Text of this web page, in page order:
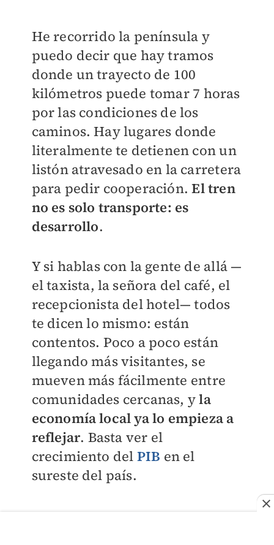
He recorrido la península y
puedo decir que hay tramos
donde un trayecto de 100
kilómetros puede tomar 7 horas
por las condiciones de los
caminos. Hay lugares donde
literalmente te detienen con un
listón atravesado en la carretera
para pedir cooperación.El tren
no es solo transporte: es
desarrollo.
Y si hablas con la gente de allá —
el taxista, la señora del café, el
recepcionista del hotel— todos
te dicen lo mismo: están
contentos. Poco a poco están
llegando más visitantes, se
mueven más fácilmente entre
comunidades cercanas, yla
economía local ya lo empieza a
reflejar. Basta ver el
crecimiento del PIB en el
sureste del país.